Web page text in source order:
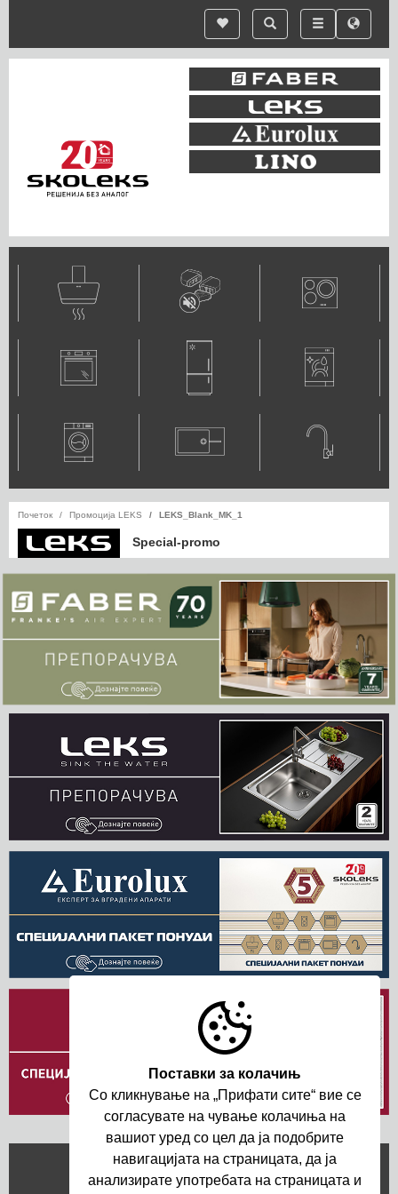
Поставки за колачињ
Со кликнување на „Прифати сите“ вие се
согласувате на чување колачиња на
вашиот уред со цел да ja подобрите
навигациjата на страницата, да ja
анализирате употребата на страницата и
Почеток Промоција LEKS LEKS_Blank_MK_1
Special-promo